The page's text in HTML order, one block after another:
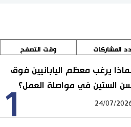
المشاركات وقت التصفح
1
يرغب معظم اليابانيين فوق
الستين في مواصلة العمل؟
24/07/